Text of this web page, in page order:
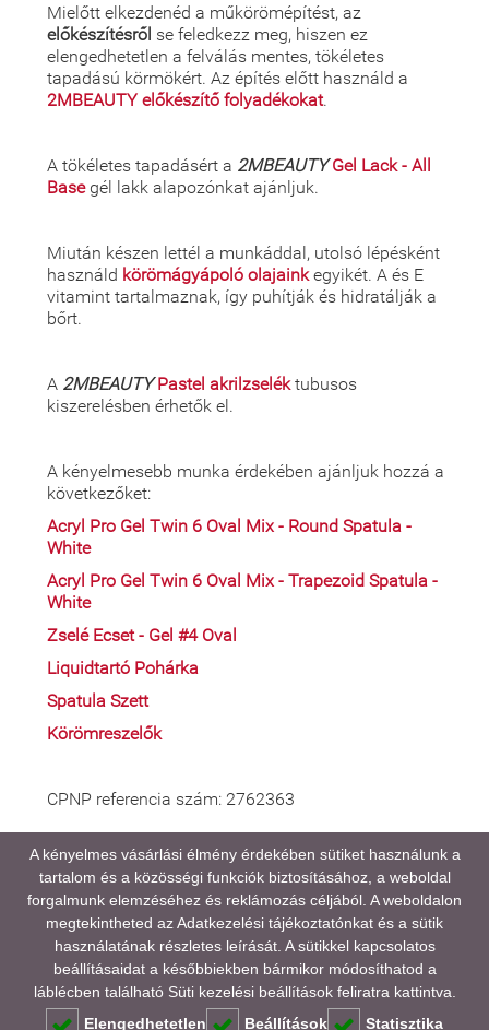
Mielőtt elkezdenéd a műkörömépítést, az
előkészítésről se feledkezz meg, hiszen ez
elengedhetetlen a felválás mentes, tökéletes
tapadású körmökért. Az építés előtt használd a
2MBEAUTY előkészítő folyadékokat.
A tökéletes tapadásért a 2MBEAUTY Gel Lack - All
Basegél lakk alapozónkat ajánljuk.
Miután készen lettél a munkáddal, utolsó lépésként
használd körömágyápoló olajainkegyikét. A és E
vitamint tartalmaznak, így puhítják és hidratálják a
bőrt.
A 2MBEAUTY Pastel akrilzseléktubusos
kiszerelésben érhetők el.
A kényelmesebb munka érdekében ajánljuk hozzá a
következőket:
Acryl Pro Gel Twin 6 Oval Mix - Round Spatula -
White
Acryl Pro Gel Twin 6 Oval Mix - Trapezoid Spatula -
White
Zselé Ecset - Gel #4 Oval
Liquidtartó Pohárka
Spatula Szett
Körömreszelők
CPNP referencia szám: 2762363
A médiatartalmainkban megjelenő színek eltérhetnek
a valóságtól, kijelző és monitor beállításaitól,
valamint a környezeti fényviszonyoktól függően.
GYAKORI KÉRDÉSEK (FAQ)
A kényelmes vásárlási élmény érdekében sütiket használunk a
tartalom és a közösségi funkciók biztosításához, a weboldal
forgalmunk elemzéséhez és reklámozás céljából. A weboldalon
megtekintheted azAdatkezelési tájékoztatónkat és a sütik
használatának részletes leírását. A sütikkel kapcsolatos
beállításaidat a későbbiekben bármikor módosíthatod a
láblécben található Süti kezelési beállítások feliratra kattintva.
Elengedhetetlen
Beállítások Statisztika